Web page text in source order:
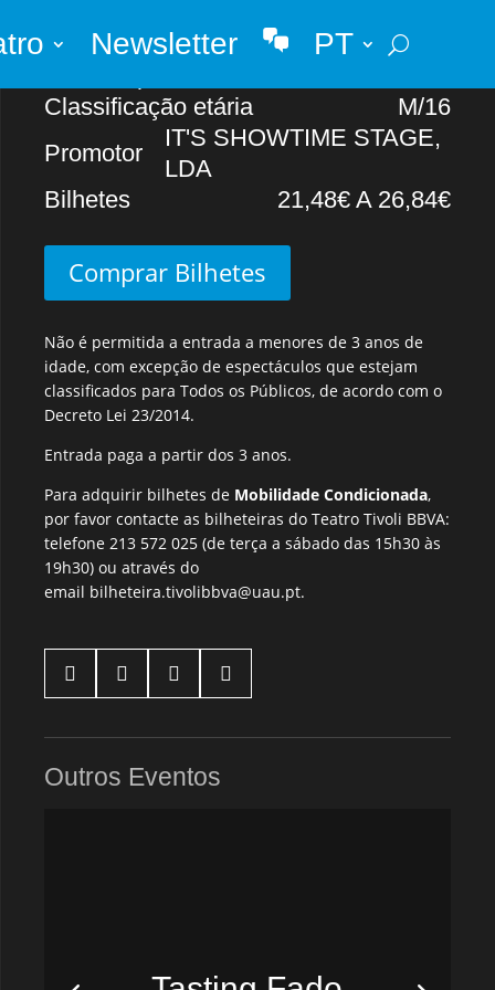
Newsletter Whatsapp
PT
Abertura portas
20H00
Classificação etária
M/16
Promotor
IT'S SHOWTIME STAGE,
LDA
Bilhetes
21,48€ A 26,84€
Comprar Bilhetes
Não é permitida a entrada a menores de 3 anos de
idade, com excepção de espectáculos que estejam
classificados para Todos os Públicos, de acordo com o
Decreto Lei 23/2014.
Entrada paga a partir dos 3 anos.
Para adquirir bilhetes de Mobilidade Condicionada,
por favor contacte as bilheteiras do Teatro Tivoli BBVA:
telefone 213 572 025 (de terça a sábado das 15h30 às
19h30) ou através do
email bilheteira.tivolibbva@uau.pt.
   
Outros Eventos